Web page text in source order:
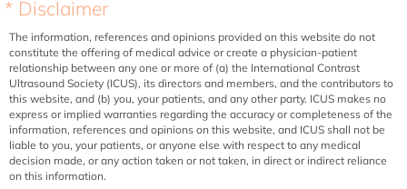
* Disclaimer
The information, references and opinions provided on this website do not
constitute the offering of medical advice or create a physician-patient
relationship between any one or more of (a) the International Contrast
Ultrasound Society (ICUS), its directors and members, and the contributors to
this website, and (b) you, your patients, and any other party. ICUS makes no
express or implied warranties regarding the accuracy or completeness of the
information, references and opinions on this website, and ICUS shall not be
liable to you, your patients, or anyone else with respect to any medical
decision made, or any action taken or not taken, in direct or indirect reliance
on this information.